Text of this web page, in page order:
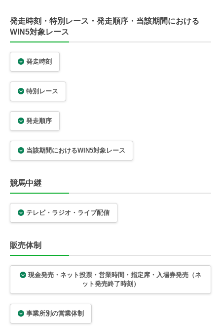
発走時刻・特別レース・発走順序・当該期間における
WIN5対象レース
発走時刻
特別レース
発走順序
当該期間におけるWIN5対象レース
競馬中継
テレビ・ラジオ・ライブ配信
販売体制
現金発売・ネット投票・営業時間・指定席・入場券発売（ネ
ット発売終了時刻）
事業所別の営業体制